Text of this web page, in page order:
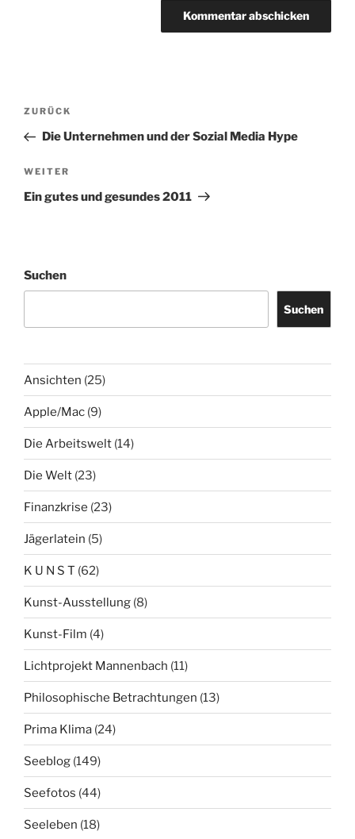
Beitragsnavigation
Vorheriger
Beitrag
ZURÜCK
Die Unternehmen und der Sozial Media Hype
Nächster
Beitrag
WEITER
Ein gutes und gesundes 2011
Suchen
Suchen
Ansichten (25)
Apple/Mac (9)
Die Arbeitswelt (14)
Die Welt (23)
Finanzkrise (23)
Jägerlatein (5)
K U N S T (62)
Kunst-Ausstellung (8)
Kunst-Film (4)
Lichtprojekt Mannenbach (11)
Philosophische Betrachtungen (13)
Prima Klima (24)
Seeblog (149)
Seefotos (44)
Seeleben (18)